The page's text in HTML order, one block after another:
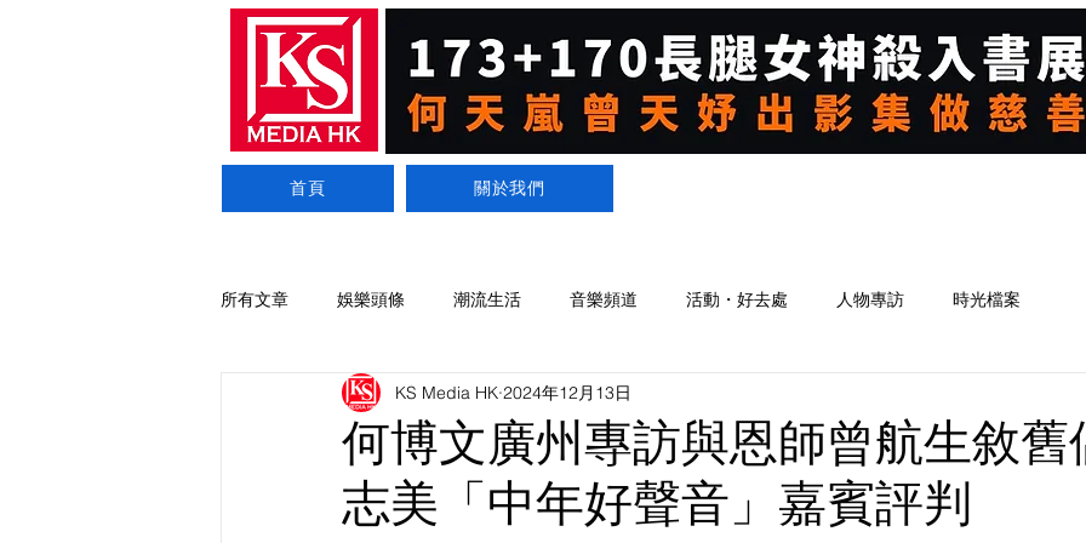
首頁 關於我們
所有文章 娛樂頭條 潮流生活 音樂頻道 活動・好去處 人物專訪 時光檔案
何博文廣州專訪與恩師曾航生敘舊
志美「中年好聲音」嘉賓評判
KS Media HK 2024年12月13日